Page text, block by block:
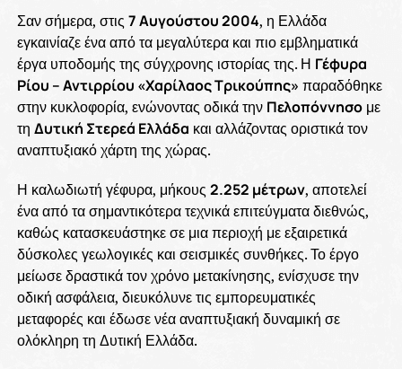
Σαν σήμερα, στις 7 Αυγούστου 2004, η Ελλάδα
εγκαινίαζε ένα από τα μεγαλύτερα και πιο εμβληματικά
έργα υποδομής της σύγχρονης ιστορίας της. Η Γέφυρα
Ρίου – Αντιρρίου «Χαρίλαος Τρικούπης» παραδόθηκε
στην κυκλοφορία, ενώνοντας οδικά την Πελοπόννησομε
τη Δυτική Στερεά Ελλάδα και αλλάζοντας οριστικά τον
αναπτυξιακό χάρτη της χώρας.
Η καλωδιωτή γέφυρα, μήκους 2.252 μέτρων, αποτελεί
ένα από τα σημαντικότερα τεχνικά επιτεύγματα διεθνώς,
καθώς κατασκευάστηκε σε μια περιοχή με εξαιρετικά
δύσκολες γεωλογικές και σεισμικές συνθήκες. Το έργο
μείωσε δραστικά τον χρόνο μετακίνησης, ενίσχυσε την
οδική ασφάλεια, διευκόλυνε τις εμπορευματικές
μεταφορές και έδωσε νέα αναπτυξιακή δυναμική σε
ολόκληρη τη Δυτική Ελλάδα.